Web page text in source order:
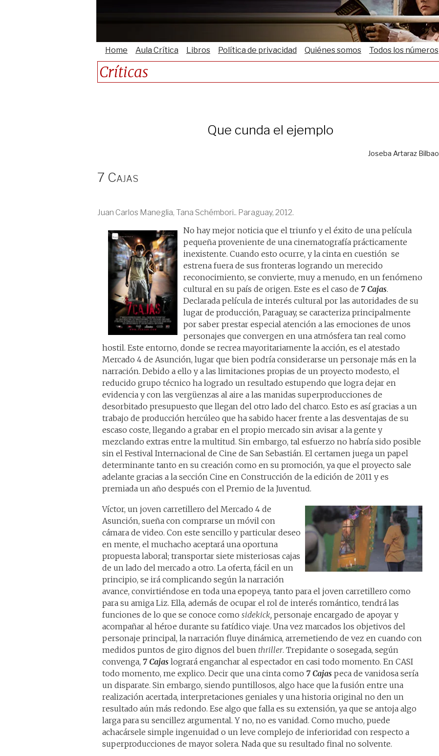
Home Aula Crítica Libros Política de privacidad Quiénes somos Todos los números
Críticas
Que cunda el ejemplo
Joseba Artaraz Bilbao
7 Cajas
Juan Carlos Maneglia, Tana Schémbori.. Paraguay, 2012.
No hay mejor noticia que el triunfo y el éxito de una película
pequeña proveniente de una cinematografía prácticamente
inexistente. Cuando esto ocurre, y la cinta en cuestión se
estrena fuera de sus fronteras logrando un merecido
reconocimiento, se convierte, muy a menudo, en un fenómeno
cultural en su país de origen. Este es el caso de 7 Cajas.
Declarada película de interés cultural por las autoridades de su
lugar de producción, Paraguay, se caracteriza principalmente
por saber prestar especial atención a las emociones de unos
personajes que convergen en una atmósfera tan real como
hostil. Este entorno, donde se recrea mayoritariamente la acción, es el atestado
Mercado 4 de Asunción, lugar que bien podría considerarse un personaje más en la
narración. Debido a ello y a las limitaciones propias de un proyecto modesto, el
reducido grupo técnico ha logrado un resultado estupendo que logra dejar en
evidencia y con las vergüenzas al aire a las manidas superproducciones de
desorbitado presupuesto que llegan del otro lado del charco. Esto es así gracias a un
trabajo de producción hercúleo que ha sabido hacer frente a las desventajas de su
escaso coste, llegando a grabar en el propio mercado sin avisar a la gente y
mezclando extras entre la multitud. Sin embargo, tal esfuerzo no habría sido posible
sin el Festival Internacional de Cine de San Sebastián. El certamen juega un papel
determinante tanto en su creación como en su promoción, ya que el proyecto sale
adelante gracias a la sección Cine en Construcción de la edición de 2011 y es
premiada un año después con el Premio de la Juventud.
Víctor, un joven carretillero del Mercado 4 de
Asunción, sueña con comprarse un móvil con
cámara de video. Con este sencillo y particular deseo
en mente, el muchacho aceptará una oportuna
propuesta laboral; transportar siete misteriosas cajas
de un lado del mercado a otro. La oferta, fácil en un
principio, se irá complicando según la narración
avance, convirtiéndose en toda una epopeya, tanto para el joven carretillero como
para su amiga Liz. Ella, además de ocupar el rol de interés romántico, tendrá las
funciones de lo que se conoce como sidekick, personaje encargado de apoyar y
acompañar al héroe durante su fatídico viaje. Una vez marcados los objetivos del
personaje principal, la narración fluye dinámica, arremetiendo de vez en cuando con
medidos puntos de giro dignos del buen thriller. Trepidante o sosegada, según
convenga, 7 Cajas logrará enganchar al espectador en casi todo momento. En CASI
todo momento, me explico. Decir que una cinta como 7 Cajas peca de vanidosa sería
un disparate. Sin embargo, siendo puntillosos, algo hace que la fusión entre una
realización acertada, interpretaciones geniales y una historia original no den un
resultado aún más redondo. Ese algo que falla es su extensión, ya que se antoja algo
larga para su sencillez argumental. Y no, no es vanidad. Como mucho, puede
achacársele simple ingenuidad o un leve complejo de inferioridad con respecto a
superproducciones de mayor solera. Nada que su resultado final no solvente.